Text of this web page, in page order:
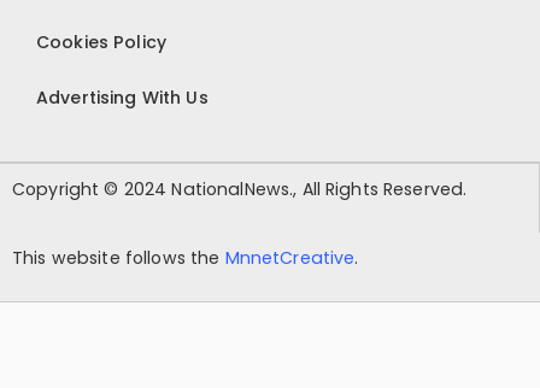
Cookies Policy
Advertising With Us
Copyright © 2024 NationalNews., All Rights Reserved.
This website follows the MnnetCreative.